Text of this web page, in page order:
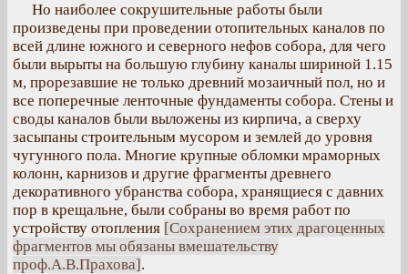
Но наиболее сокрушительные работы были
произведены при проведении отопительных каналов по
всей длине южного и северного нефов собора, для чего
были вырыты на большую глубину каналы шириной 1.15
м, прорезавшие не только древний мозаичный пол, но и
все поперечные ленточные фундаменты собора. Стены и
своды каналов были выложены из кирпича, а сверху
засыпаны строительным мусором и землей до уровня
чугунного пола. Многие крупные обломки мраморных
колонн, карнизов и другие фрагменты древнего
декоративного убранства собора, хранящиеся с давних
пор в крещальне, были собраны во время работ по
устройству отопления [Сохранением этих драгоценных
фрагментов мы обязаны вмешательству
проф.А.В.Прахова].